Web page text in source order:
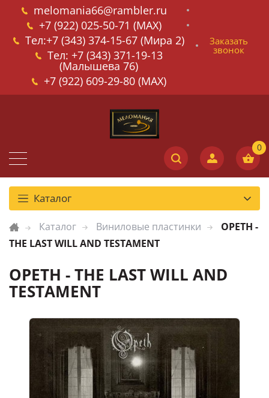
melomania66@rambler.ru
+7 (922) 025-50-71 (MAX)
Тел:+7 (343) 374-15-67 (Мира 2)
Тел: +7 (343) 371-19-13
(Малышева 76)
+7 (922) 609-29-80 (MAX)
Заказать
звонок
Каталог
Каталог Виниловые пластинки
OPETH -
THE LAST WILL AND TESTAMENT
OPETH - THE LAST WILL AND
TESTAMENT